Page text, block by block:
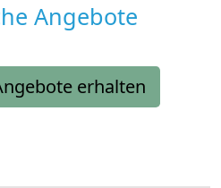
Angebote
erhalten